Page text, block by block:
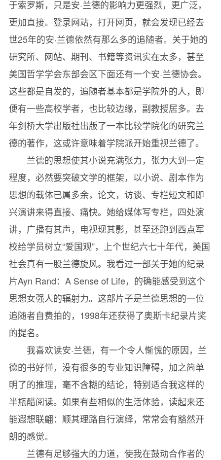
于索罗斯，只是安·兰德的影响力更强烈，更广泛，
更加直接。登录网站，打开网页，就会发现已经去
世25年的安·兰德依然有那么多的追随者。关于她的
研究所、网站、期刊、书籍等资讯实在太多，甚至
美国哲学学会东部会区下面还有一个安·兰德协会。
这些都是自发的，追随者基本都是学院外的人，即
便有一些高校学者，也比较边缘，副教授居多。去
年剑桥大学出版社出版了一本比较学院化的研究兰
德的著作，这或许意味着学院派开始重视兰德了。
兰德的思想使其小说充满张力，张力大到一定
程度，必然要突破文学的框架，以小说、剧本作为
思想的载体已属多余，论文，访谈、专栏短文和即
兴演讲来得直接、痛快。她给媒体写专栏，四处演
讲，广播有其声，电视现其影，甚至还跑到西点军
校给学员树立“爱国观”，上个世纪六七十年代，美国
社会真有一股兰德旋风。我看过一部关于她的纪录
片Ayn Rand：A Sense of Life，的确能感受到这个
思想女强人的辐射力。这部片子是兰德思想的一位
追随者自费拍的，1998年还获得了奥斯卡纪录片奖
的提名。
我喜欢读安·兰德，有一个令人惭愧的原因，兰
德的书好懂，没有很多的专业知识障碍，加之简单
明了的推理，毫不含糊的结论，特别适合我这样的
半瓶醋阅读。如果有些相似的生活体验，读起来还
能遐想联翩：顺其理路自行演绎，常常会有豁然开
朗的感觉。
兰德有足够强大的力道，使我在鼓动合作者的